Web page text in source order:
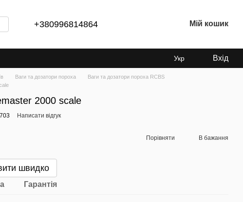
+380996814864 Мій кошик
Укр Вхід
Ваги та дозатори пороха
Ваги та дозатори пороха RCBS
2000 scale
Написати відгук
Порівняти В бажання
швидко
Гарантія